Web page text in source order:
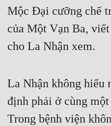
Quân Sự
Sảng Văn
Sắc
Thanh Xuân
Tiên Hiệp
Mộc Đại cưỡng chế
của Một Vạn Ba,
cho La Nhận xem.
La Nhận không hiểu
định phải ở cùng
Trong bệnh viện